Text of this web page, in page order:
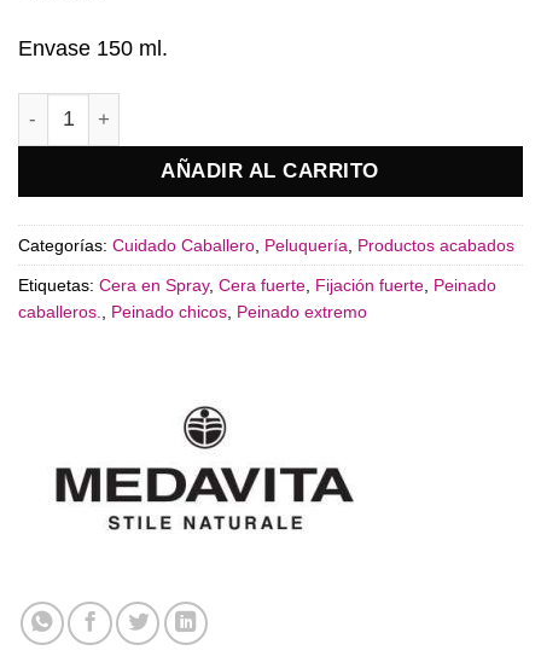
Envase 150 ml.
Cera Titan Idol Medavita cantidad
AÑADIR AL CARRITO
Categorías: Cuidado Caballero, Peluquería, Productos acabados
Etiquetas: Cera en Spray, Cera fuerte, Fijación fuerte, Peinado
caballeros., Peinado chicos, Peinado extremo